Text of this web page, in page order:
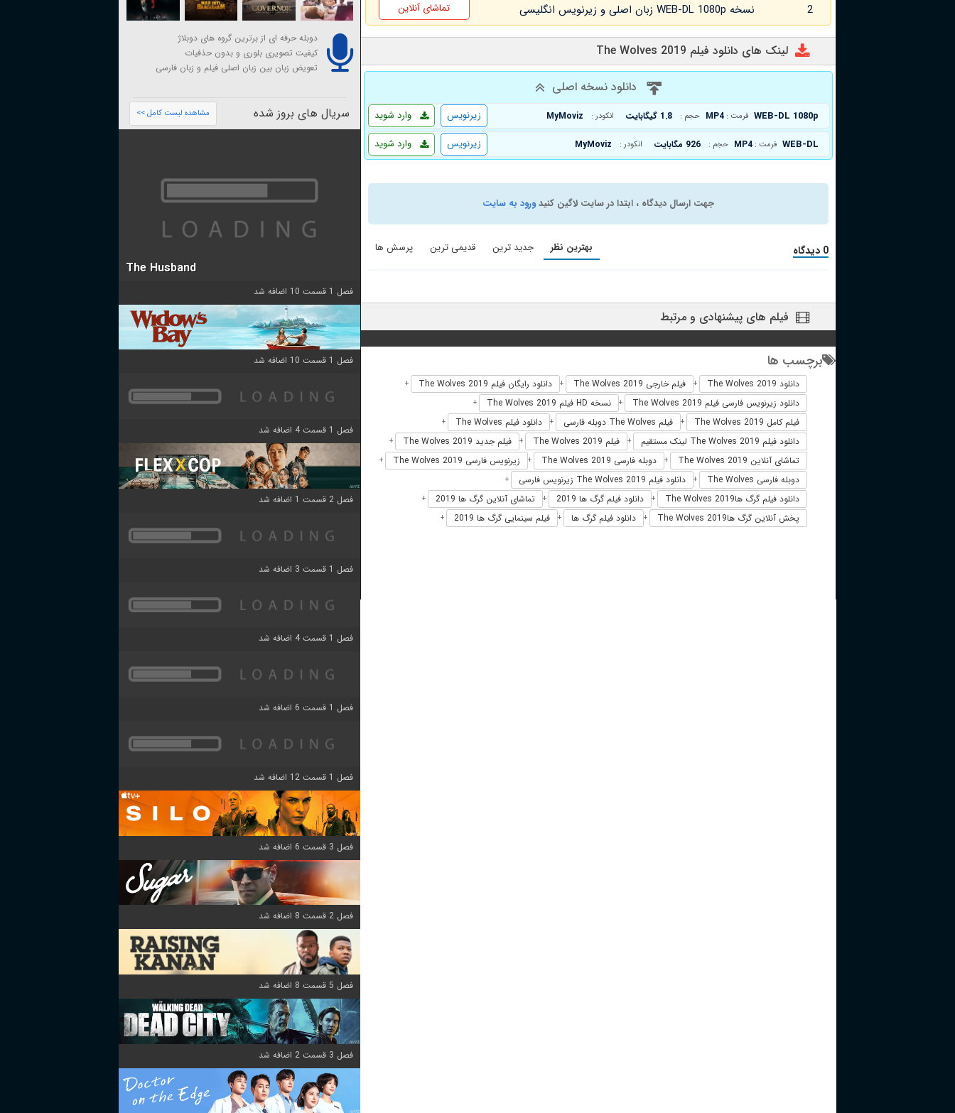
2 نسخه WEB-DL 1080p زبان اصلی و زیرنویس انگلیسی تماشای آنلاین
لینک های دانلود فیلم The Wolves 2019
دانلود نسخه اصلی
WEB-DL 1080p فرمت : MP4 حجم : 1.8 گیگابایت انکودر : MyMoviz وارد شوید
زیرنویس
WEB-DL فرمت : MP4 حجم : 926 مگابایت انکودر : MyMoviz وارد شوید زیرنویس
جهت ارسال دیدگاه ، ابتدا در سایت لاگین کنیدورود به سایت
0 دیدگاه بهترین نظر جدید ترین قدیمی ترین پرسش ها
فیلم های پیشنهادی و مرتبط
برچسب ها
دانلود The Wolves 2019 + فیلم خارجی The Wolves 2019 + دانلود رایگان فیلم The Wolves 2019 +
دانلود زیرنویس فارسی فیلم The Wolves 2019 + نسخه HD فیلم The Wolves 2019 +
فیلم کامل The Wolves 2019 + فیلم The Wolves دوبله فارسی + دانلود فیلم The Wolves +
دانلود فیلم The Wolves 2019 لینک مستقیم + فیلم The Wolves 2019 + فیلم جدید The Wolves 2019 +
تماشای آنلاین The Wolves 2019 + دوبله فارسی The Wolves 2019 + زیرنویس فارسی The Wolves 2019 +
دوبله فارسی The Wolves + دانلود فیلم The Wolves 2019 زیرنویس فارسی +
دانلود فیلم گرگ هاThe Wolves 2019 + دانلود فیلم گرگ ها 2019 + تماشای آنلاین گرگ ها 2019 +
پخش آنلاین گرگ هاThe Wolves 2019 + دانلود فیلم گرگ ها + فیلم سینمایی گرگ ها 2019 +
دوبله حرفه ای از برترین گروه های دوبلاژ
کیفیت تصویری بلوری و بدون حذفیات
تعویض زبان بین زبان اصلی فیلم و زبان فارسی
سریال های بروز شده مشاهده لیست کامل >>
The Husband
فصل 1 قسمت 10 اضافه شد
فصل 1 قسمت 10 اضافه شد
فصل 1 قسمت 4 اضافه شد
فصل 2 قسمت 1 اضافه شد
فصل 1 قسمت 3 اضافه شد
فصل 1 قسمت 4 اضافه شد
فصل 1 قسمت 6 اضافه شد
فصل 1 قسمت 12 اضافه شد
فصل 3 قسمت 6 اضافه شد
فصل 2 قسمت 8 اضافه شد
فصل 5 قسمت 8 اضافه شد
فصل 3 قسمت 2 اضافه شد